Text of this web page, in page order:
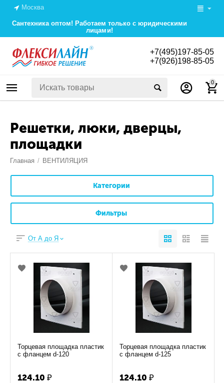
Москва
Сантехника оптом! Работаем только с юридическими
лицами!
+7(495)197-85-05
+7(926)198-85-05
0
Решетки, люки, дверцы,
площадки
Главная / ВЕНТИЛЯЦИЯ
Категории
Фильтры
От А до Я
Торцевая площадка пластик
с фланцем d-120
124.10 ₽
Торцевая площадка пластик
с фланцем d-125
124.10 ₽